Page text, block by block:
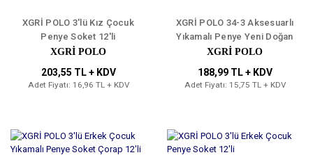
XGRİ POLO 3'lü Kız Çocuk
Penye Soket 12'li
XGRİ POLO
203,55 TL + KDV
Adet Fiyatı: 16,96 TL + KDV
XGRİ POLO 34-3 Aksesuarlı
Yıkamalı Penye Yeni Doğan
Bebek Çorabı 12'li
XGRİ POLO
188,99 TL + KDV
Adet Fiyatı: 15,75 TL + KDV